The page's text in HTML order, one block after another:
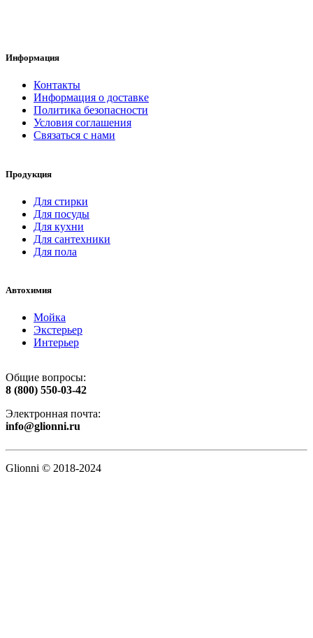
Информация
Контакты
Информация о доставке
Политика безопасности
Условия соглашения
Связаться с нами
Продукция
Для стирки
Для посуды
Для кухни
Для сантехники
Для пола
Автохимия
Мойка
Экстерьер
Интерьер
Общие вопросы:
8 (800) 550-03-42
Электронная почта:
info@glionni.ru
Glionni © 2018-2024